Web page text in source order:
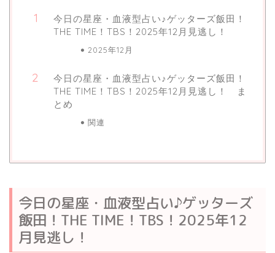
今日の星座・血液型占い♪ゲッターズ飯田！
THE TIME！TBS！2025年12月見逃し！
2025年12月
今日の星座・血液型占い♪ゲッターズ飯田！
THE TIME！TBS！2025年12月見逃し！ ま
とめ
関連
今日の星座・血液型占い♪ゲッターズ
飯田！THE TIME！TBS！2025年12
月見逃し！